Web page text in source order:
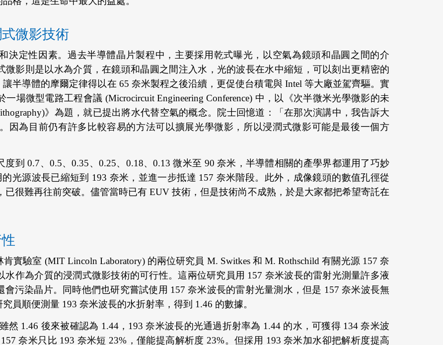
微影技術
決定性因素。過去半導體晶片製程中，主要採用乾式曝光，以空氣為鏡頭和晶圓之間的介
影則是以水為介質，在鏡頭和晶圓之間注入水，光的波長在水中縮短，可以刻出更精密的
半導體的摩爾定律得以在 65 奈米製程之後沿續，更促使台積電與 Intel 等大廠並駕齊驅。實
場微型電路工程會議 (Microcircuit Engineering Conference) 中，以《次半微米光學微影的未
》為題，就已提出將水代替空氣的概念。院士回憶道：「在那次演講中，我告訴大
因為目前仍有許多比較容易的方法可以擴展光學微影，所以浸潤式微影可能是最後一個方
到 0.7、0.5、0.35、0.25、0.18、0.13 微米至 90 奈米，半導體相關的產學界都運用了巧妙
光源波長已縮短到 193 奈米，並進一步抵達 157 奈米階段。此外，成像鏡頭的數值孔徑從
已很難再往前突破。儘管當時已有 EUV 技術，但是技術尚不成熟，於是大家都把希望寄託在
實驗室 (MIT Lincoln Laboratory) 的兩位研究員 M. Switkes 和 M. Rothschild 有關光源 157 奈
作為介質的浸潤式微影技術的可行性。這兩位研究員用 157 奈米波長的雷射光測量許多液
污染晶片。同時他們也研究嘗試使用 157 奈米波長的雷射光量測水，但是 157 奈米波長無
員順便測量 193 奈米波長的水折射率，得到 1.46 的數據。
然 1.46 後來被確認為 1.44，193 奈米波長的光通過折射率為 1.44 的水，可獲得 134 奈米波
奈米只比 193 奈米短 23%，僅能提高解析度 23%。但採用 193 奈米加水卻把解析度提高